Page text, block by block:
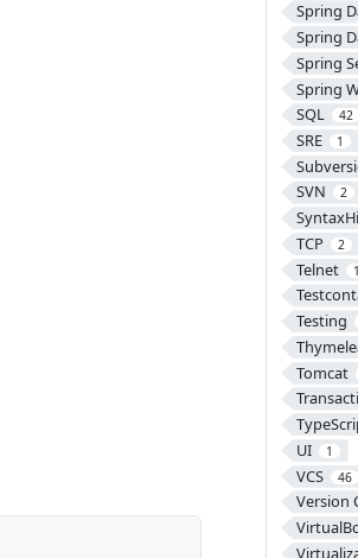
Spring
Spring
Spring
Spring
SQL 42
SRE 1
SVN 2
TCP 2
Telnet 1
Testing
Tomcat
UI 1
VCS 46
Version